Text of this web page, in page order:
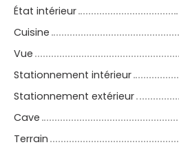
État intérieur
Cuisine
Vue
Stationnement intérieur
Stationnement extérieur
Cave
Terrain